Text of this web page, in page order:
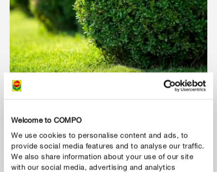
Welcome to COMPO
We use cookies to personalise content and ads, to
provide social media features and to analyse our traffic.
We also share information about your use of our site
with our social media, advertising and analytics